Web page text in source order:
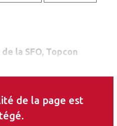
la SFO, Topcon
a également présenté
optique,
et de la
de la page est